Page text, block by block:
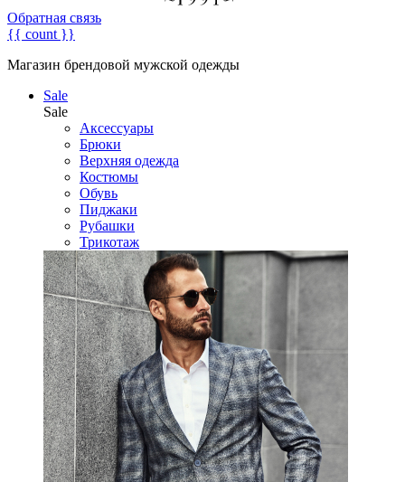
Обратная связь
{{ count }}
Магазин брендовой мужской одежды
Sale
Sale
Аксессуары
Брюки
Верхняя одежда
Костюмы
Обувь
Пиджаки
Рубашки
Трикотаж